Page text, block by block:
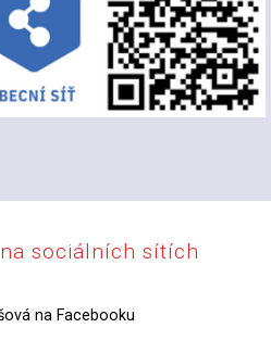
sociálních sítích
na Facebooku